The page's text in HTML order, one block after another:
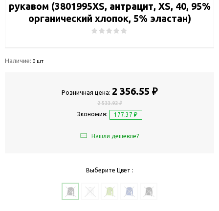
рукавом (3801995XS, антрацит, XS, 40, 95%
органический хлопок, 5% эластан)
Наличие: 0 шт
Розничная цена: 2 356.55 ₽
2 533.92 ₽
Экономия: 177.37 ₽
Нашли дешевле?
Выберите Цвет :